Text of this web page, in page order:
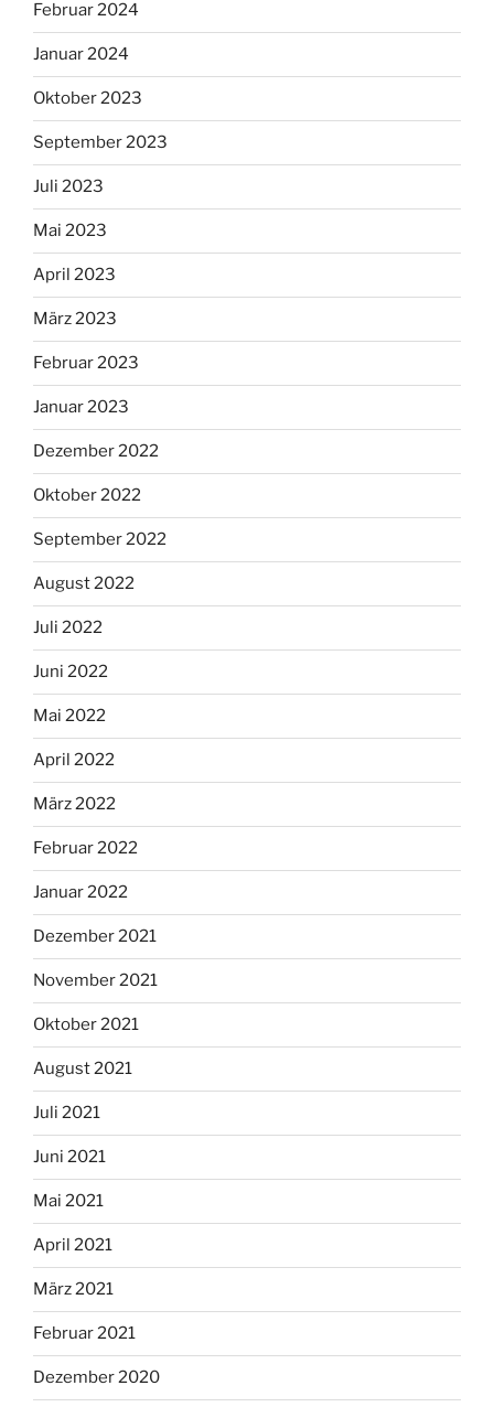
Februar 2024
Januar 2024
Oktober 2023
September 2023
Juli 2023
Mai 2023
April 2023
März 2023
Februar 2023
Januar 2023
Dezember 2022
Oktober 2022
September 2022
August 2022
Juli 2022
Juni 2022
Mai 2022
April 2022
März 2022
Februar 2022
Januar 2022
Dezember 2021
November 2021
Oktober 2021
August 2021
Juli 2021
Juni 2021
Mai 2021
April 2021
März 2021
Februar 2021
Dezember 2020